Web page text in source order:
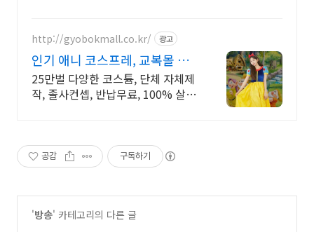
http://gyobokmall.co.kr/ 광고
인기 애니 코스프레, 교복몰 구
매/대여 70% 특별 할인
25만벌 다양한 코스튬, 단체 자체제
작, 졸사컨셉, 반납무료, 100% 살균
공감 구독하기
'방송' 카테고리의 다른 글